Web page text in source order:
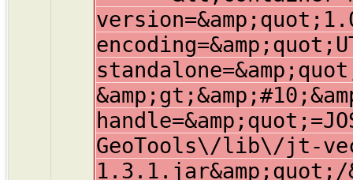
GeoTools\/lib\/jt-
1.3.1.jar&amp;quot;/